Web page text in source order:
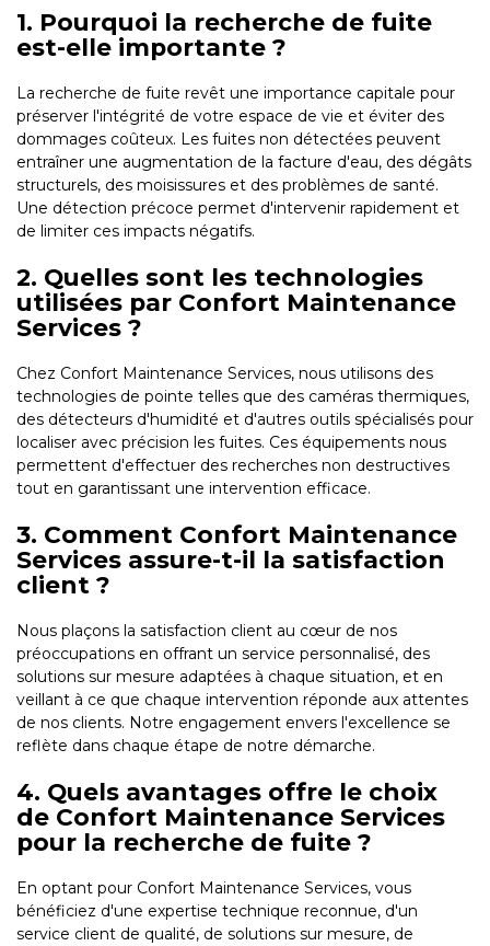
1. Pourquoi la recherche de fuite
est-elle importante ?
La recherche de fuite revêt une importance capitale pour
préserver l'intégrité de votre espace de vie et éviter des
dommages coûteux. Les fuites non détectées peuvent
entraîner une augmentation de la facture d'eau, des dégâts
structurels, des moisissures et des problèmes de santé.
Une détection précoce permet d'intervenir rapidement et
de limiter ces impacts négatifs.
2. Quelles sont les technologies
utilisées par Confort Maintenance
Services ?
Chez Confort Maintenance Services, nous utilisons des
technologies de pointe telles que des caméras thermiques,
des détecteurs d'humidité et d'autres outils spécialisés pour
localiser avec précision les fuites. Ces équipements nous
permettent d'effectuer des recherches non destructives
tout en garantissant une intervention efficace.
3. Comment Confort Maintenance
Services assure-t-il la satisfaction
client ?
Nous plaçons la satisfaction client au cœur de nos
préoccupations en offrant un service personnalisé, des
solutions sur mesure adaptées à chaque situation, et en
veillant à ce que chaque intervention réponde aux attentes
de nos clients. Notre engagement envers l'excellence se
reflète dans chaque étape de notre démarche.
4. Quels avantages offre le choix
de Confort Maintenance Services
pour la recherche de fuite ?
En optant pour Confort Maintenance Services, vous
bénéficiez d'une expertise technique reconnue, d'un
service client de qualité, de solutions sur mesure, de